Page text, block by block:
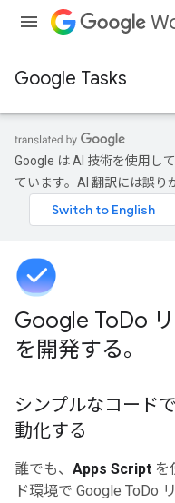
Google Tasks
Google は AI 技術を使用し
ています。AI 翻訳には誤り
Google ToDo
を開発する。
シンプルなコード
動化する
誰でも、 Apps Script を
ド環境で Google ToDo